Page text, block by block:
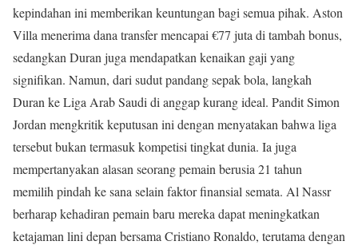
kepindahan ini memberikan keuntungan bagi semua pihak. Aston
Villa menerima dana transfer mencapai €77 juta di tambah bonus,
sedangkan Duran juga mendapatkan kenaikan gaji yang
signifikan. Namun, dari sudut pandang sepak bola, langkah
Duran ke Liga Arab Saudi di anggap kurang ideal. Pandit Simon
Jordan mengkritik keputusan ini dengan menyatakan bahwa liga
tersebut bukan termasuk kompetisi tingkat dunia. Ia juga
mempertanyakan alasan seorang pemain berusia 21 tahun
memilih pindah ke sana selain faktor finansial semata. Al Nassr
berharap kehadiran pemain baru mereka dapat meningkatkan
ketajaman lini depan bersama Cristiano Ronaldo, terutama dengan